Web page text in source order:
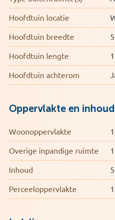
Hoofdtuin locatie
Hoofdtuin breedte
Hoofdtuin lengte
Hoofdtuin achterom
Oppervlakte en inhoud
Woonoppervlakte
Overige inpandige ruimte
Inhoud
Perceeloppervlakte